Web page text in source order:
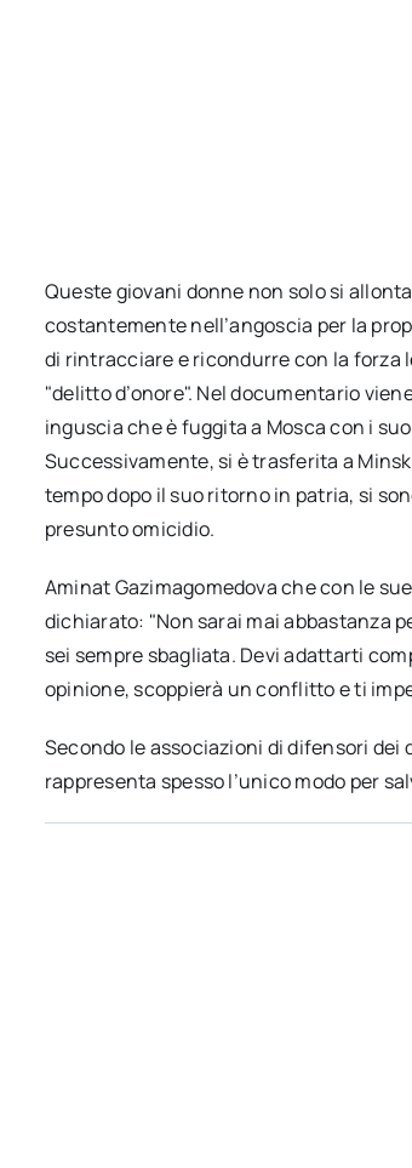
Queste giovani donne non solo si
costantemente nell’angoscia per la
di rintracciare e ricondurre con la forza
"delitto d’onore". Nel documentario
inguscia che è fuggita a Mosca con i
Successivamente, si è trasferita a
tempo dopo il suo ritorno in patria, si
presunto omicidio.
Aminat Gazimagomedova che con le
dichiarato: "Non sarai mai abbastanza
sei sempre sbagliata. Devi adattarti
opinione, scoppierà un conflitto e ti
Secondo le associazioni di difensori
rappresenta spesso l’unico modo per